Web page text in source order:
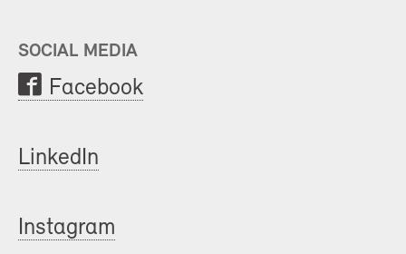
SOCIAL MEDIA
Facebook
LinkedIn
Instagram